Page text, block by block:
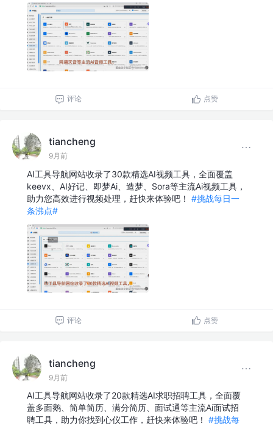
评论 点赞
tiancheng
9月前
AI工具导航网站收录了30款精选AI视频工具，全面覆盖
keevx、AI好记、即梦Ai、造梦、Sora等主流Ai视频工具，
助力您高效进行视频处理，赶快来体验吧！ #挑战每日一
条沸点#
评论 点赞
tiancheng
9月前
AI工具导航网站收录了20款精选AI求职招聘工具，全面覆
盖多面鹅、简单简历、满分简历、面试通等主流Ai面试招
聘工具，助力你找到心仪工作，赶快来体验吧！ #挑战每